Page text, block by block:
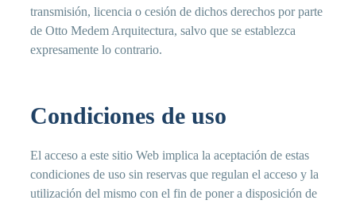
transmisión, licencia o cesión de dichos derechos por parte
de Otto Medem Arquitectura, salvo que se establezca
expresamente lo contrario.
Condiciones de uso
El acceso a este sitio Web implica la aceptación de estas
condiciones de uso sin reservas que regulan el acceso y la
utilización del mismo con el fin de poner a disposición de